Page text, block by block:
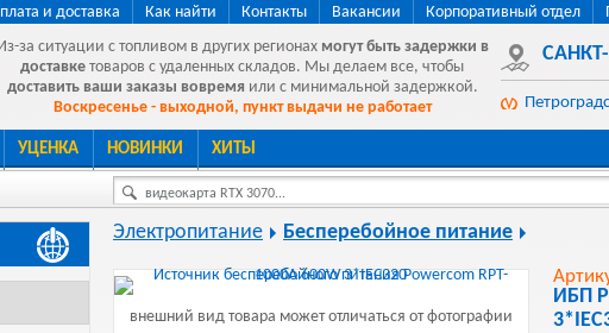
и доставка Как найти Контакты Вакансии Корпоративный отдел
за ситуации с топливом в других регионах могут быть задержки в
доставке товаров с удаленных складов. Мы делаем все, чтобы
доставить ваши заказы вовремя или с минимальной задержкой.
Воскресенье - выходной, пункт выдачи не работает
УЦЕНКА НОВИНКИ ХИТЫ
видеокарта RTX 3070...
Электропитание Бесперебойное питание
внешний вид товара может отличаться от фотографии
ИБП